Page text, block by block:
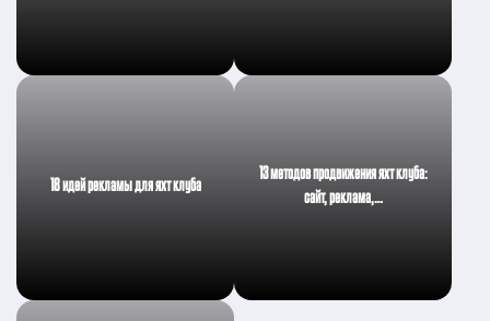
18 идей рекламы для яхт клуба
13 методов продвижения яхт клуба:
сайт, реклама,…